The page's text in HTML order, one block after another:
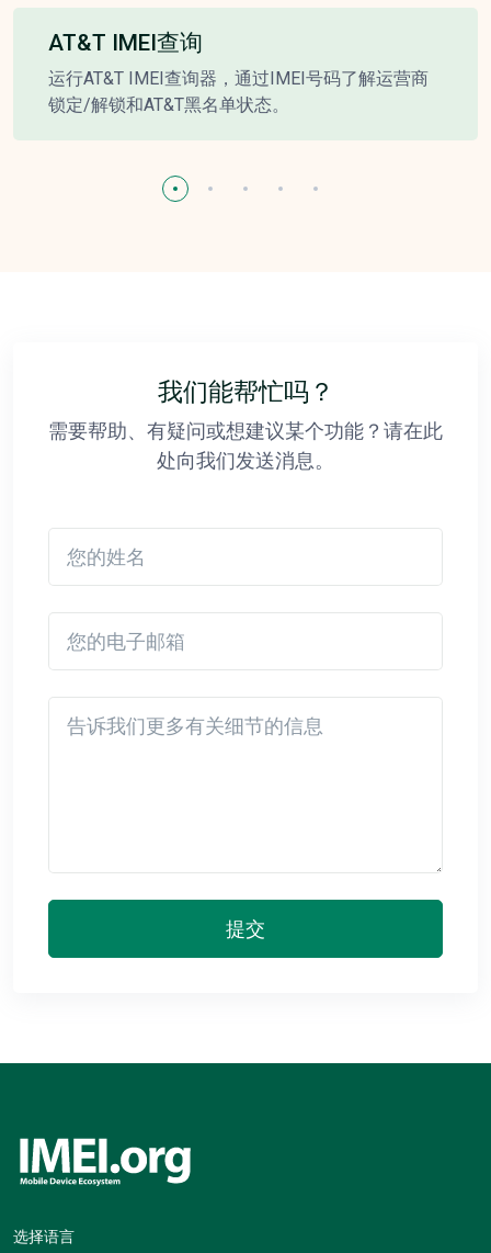
AT&T IMEI查询
运行AT&T IMEI查询器，通过IMEI号码了解运营商
锁定/解锁和AT&T黑名单状态。
我们能帮忙吗？
需要帮助、有疑问或想建议某个功能？请在此
处向我们发送消息。
提交
选择语言